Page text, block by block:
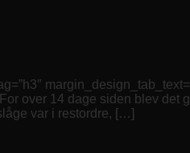
over 14 dage siden blev det
var i restordre, […]